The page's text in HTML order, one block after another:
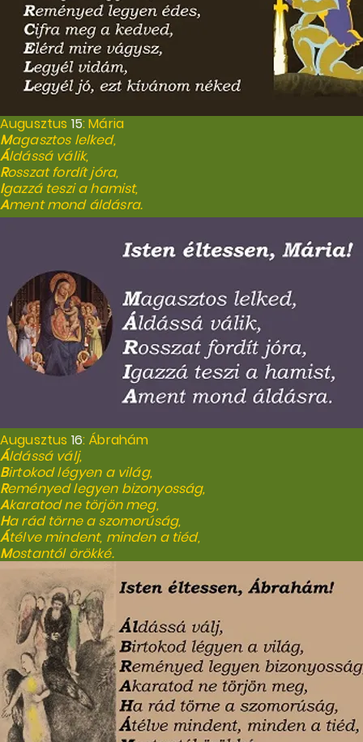
Augusztus 15: Mária
Magasztos lelked,
Áldássá válik,
Rosszat fordít jóra,
Igazzá teszi a hamist,
Ament mond áldásra.
Augusztus 16: Ábrahám
Áldássá válj,
Birtokod légyen a világ,
Reményed legyen bizonyosság,
Akaratod ne törjön meg,
Ha rád törne a szomorúság,
Átélve mindent, minden a tiéd,
Mostantól örökké.